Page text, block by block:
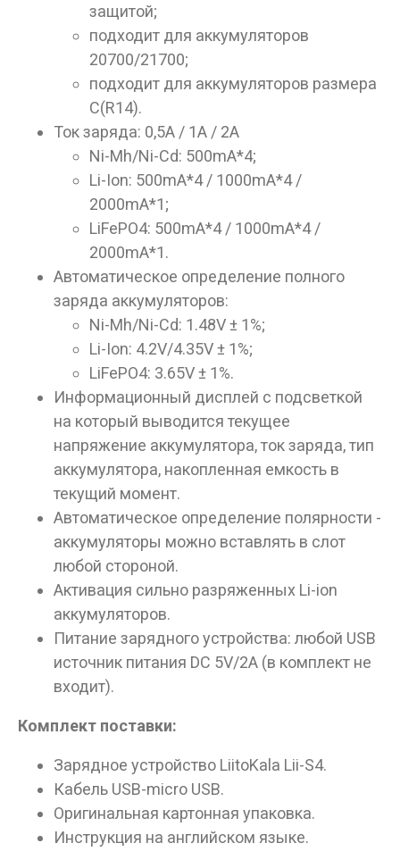
защитой;
подходит для аккумуляторов
20700/21700;
подходит для аккумуляторов размера
C(R14).
Ток заряда: 0,5A / 1A / 2А
Ni-Mh/Ni-Cd: 500mA*4;
Li-Ion: 500mA*4 / 1000mA*4 /
2000mA*1;
LiFePO4: 500mA*4 / 1000mA*4 /
2000mA*1.
Автоматическое определение полного
заряда аккумуляторов:
Ni-Mh/Ni-Cd: 1.48V ± 1%;
Li-Ion: 4.2V/4.35V ± 1%;
LiFePO4: 3.65V ± 1%.
Информационный дисплей с подсветкой
на который выводится текущее
напряжение аккумулятора, ток заряда, тип
аккумулятора, накопленная емкость в
текущий момент.
Автоматическое определение полярности -
аккумуляторы можно вставлять в слот
любой стороной.
Активация сильно разряженных Li-ion
аккумуляторов.
Питание зарядного устройства: любой USB
источник питания DC 5V/2A (в комплект не
входит).
Комплект поставки:
Зарядное устройство LiitoKala Lii-S4.
Кабель USB-micro USB.
Оригинальная картонная упаковка.
Инструкция на английском языке.
Данные товары продаются лицам,
достигшим 18 лет!
Вам исполнилось 18 лет?
ДА НЕТ